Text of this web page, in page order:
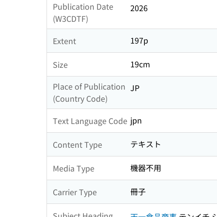
Publication Date
(W3CDTF)
2026
Extent 197p
Size
19cm
Place of Publication
(Country Code)
JP
Text Language Code jpn
Content Type テキスト
Media Type 機器不用
Carrier Type 冊子